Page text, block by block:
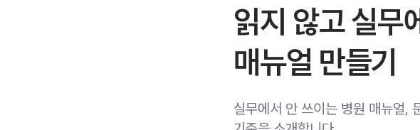
읽지 않고 실무
매뉴얼 만들기
실무에서 안 쓰이는 병원 매뉴얼,